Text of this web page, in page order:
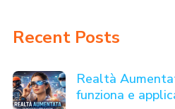
Recent Posts
Realtà
funziona e